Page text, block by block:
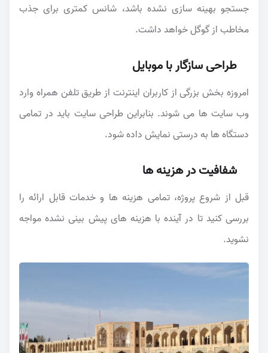
جستجو بهینه سازی نشده باشد، شانس کمتری برای جذب
مخاطب از گوگل خواهد داشت.
طراحی سازگار با موبایل
امروزه بخش بزرگی از کاربران اینترنت از طریق تلفن همراه وارد
وب سایت ها می شوند. بنابراین طراحی سایت باید در تمامی
دستگاه ها به درستی نمایش داده شود.
شفافیت در هزینه ها
قبل از شروع پروژه، تمامی هزینه ها و خدمات قابل ارائه را
بررسی کنید تا در آینده با هزینه های پیش بینی نشده مواجه
نشوید.